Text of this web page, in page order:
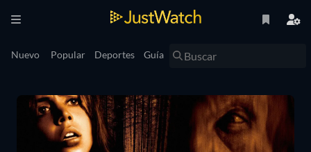
Nuevo Popular Deportes Guía